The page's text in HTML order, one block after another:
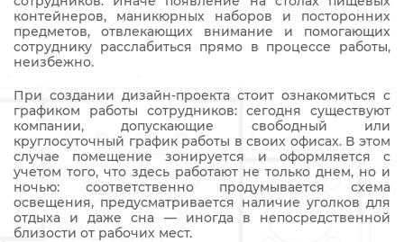
контейнеров, маникюрных наборов и посторонних
предметов, отвлекающих внимание и помогающих
сотруднику расслабиться прямо в процессе работы,
неизбежно.
При создании дизайн-проекта стоит ознакомиться с
графиком работы сотрудников: сегодня существуют
компании, допускающие свободный или
круглосуточный график работы в своих офисах. В этом
случае помещение зонируется и оформляется с
учетом того, что здесь работают не только днем, но и
ночью: соответственно продумывается схема
освещения, предусматривается наличие уголков для
отдыха и даже сна — иногда в непосредственной
близости от рабочих мест.